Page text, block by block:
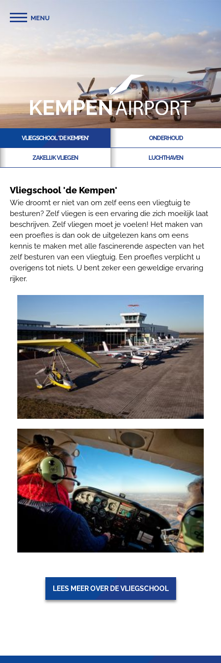
MENU
VLIEGSCHOOL 'DE KEMPEN' ONDERHOUD
ZAKELIJK VLIEGEN LUCHTHAVEN
Vliegschool 'de Kempen'
Wie droomt er niet van om zelf eens een vliegtuig te
besturen? Zelf vliegen is een ervaring die zich moeilijk laat
beschrijven. Zelf vliegen moet je voelen! Het maken van
een proefles is dan ook de uitgelezen kans om eens
kennis te maken met alle fascinerende aspecten van het
zelf besturen van een vliegtuig. Een proefles verplicht u
overigens tot niets. U bent zeker een geweldige ervaring
rijker.
LEES MEER OVER DE VLIEGSCHOOL